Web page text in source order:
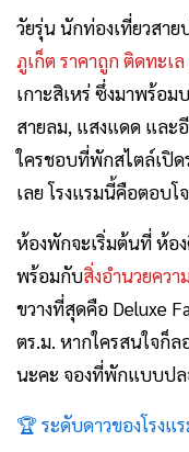
วัยรุ่น นักท่องเที่ยวสา
ภูเก็ต ราคาถูก ติดทะเล
เกาะสิเหร่ ซึ่งมาพร้อ
สายลม, แสงแดด และ
ใครชอบที่พักสไตล์เปิด
เลย โรงแรมนี้คือตอบ
ห้องพักจะเริ่มต้นที่ ห้อ
พร้อมกับสิ่งอำนวยคว
ขวางที่สุดคือ Deluxe
ตร.ม. หากใครสนใจก็ล
นะคะ จองที่พักแบบป
🏆 ระดับดาวของโรงแร